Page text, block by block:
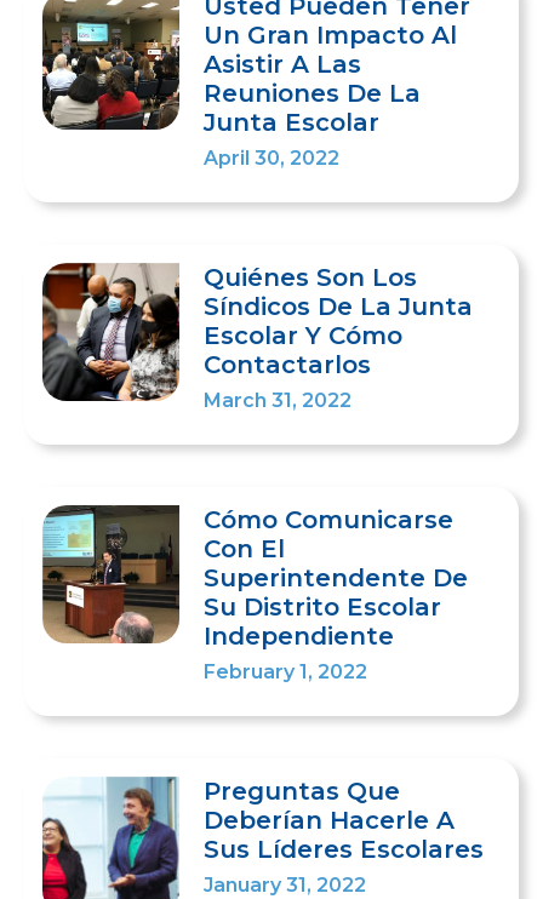
Usted Pueden Tener
Un Gran Impacto Al
Asistir A Las
Reuniones De La
Junta Escolar
April 30, 2022
Quiénes Son Los
Síndicos De La Junta
Escolar Y Cómo
Contactarlos
March 31, 2022
Cómo Comunicarse
Con El
Superintendente De
Su Distrito Escolar
Independiente
February 1, 2022
Preguntas Que
Deberían Hacerle A
Sus Líderes Escolares
January 31, 2022